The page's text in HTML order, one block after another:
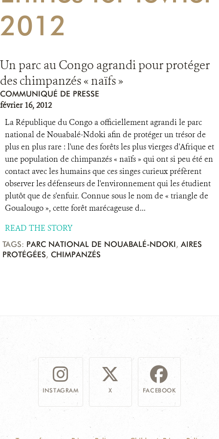
2012
Un parc au Congo agrandi pour protéger
des chimpanzés « naïfs »
COMMUNIQUÉ DE PRESSE
février 16, 2012
La République du Congo a officiellement agrandi le parc
national de Nouabalé-Ndoki afin de protéger un trésor de
plus en plus rare : l'une des forêts les plus vierges d'Afrique et
une population de chimpanzés « naïfs » qui ont si peu été en
contact avec les humains que ces singes curieux préfèrent
observer les défenseurs de l'environnement qui les étudient
plutôt que de s'enfuir. Connue sous le nom de « triangle de
Goualougo », cette forêt marécageuse d...
READ THE STORY
TAGS: PARC NATIONAL DE NOUABALÉ-NDOKI, AIRES
PROTÉGÉES, CHIMPANZÉS
INSTAGRAM X FACEBOOK